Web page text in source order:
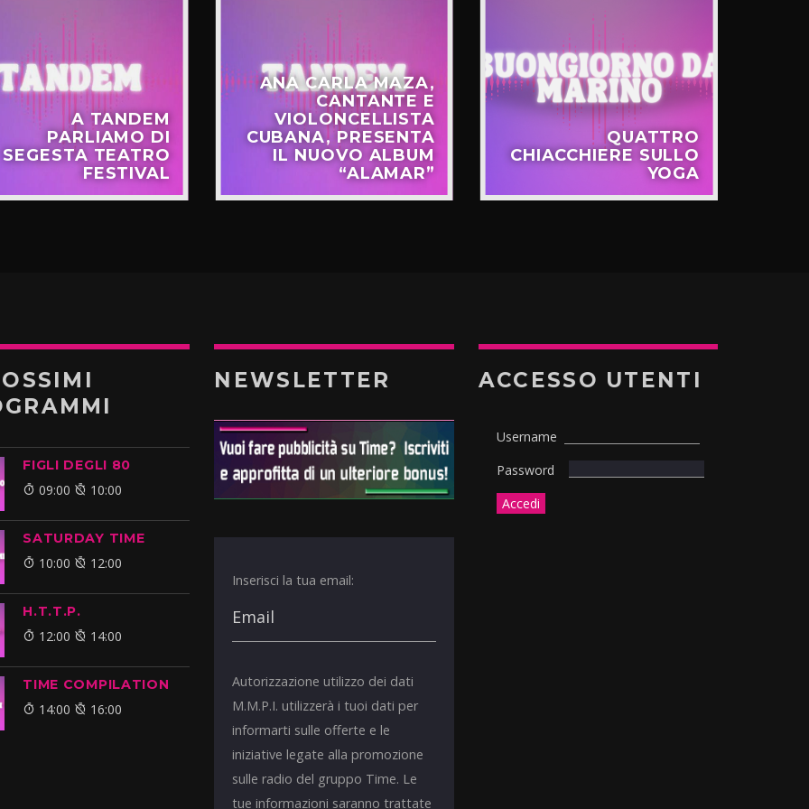
A TANDEM
PARLIAMO DI
SEGESTA TEATRO
FESTIVAL
ANA CARLA MAZA,
CANTANTE E
VIOLONCELLISTA
CUBANA, PRESENTA
IL NUOVO ALBUM
“ALAMAR”
QUATTRO
CHIACCHIERE SULLO
YOGA
FIGLI DEGLI 80
09:00 10:00
SATURDAY TIME
10:00 12:00
H.T.T.P.
12:00 14:00
TIME COMPILATION
14:00 16:00
NEWSLETTER
Inserisci la tua email:
Autorizzazione utilizzo dei dati
M.M.P.I. utilizzerà i tuoi dati per
informarti sulle offerte e le
iniziative legate alla promozione
sulle radio del gruppo Time. Le
tue informazioni saranno trattate
ACCESSO UTENTI
Username
Password